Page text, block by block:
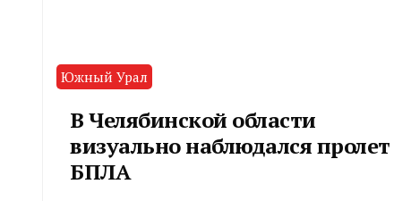
Южный Урал
В Челябинской области
визуально наблюдался пролет
БПЛА